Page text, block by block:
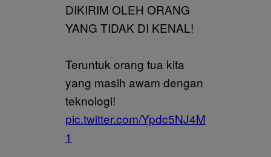
DIKIRIM OLEH ORANG
YANG TIDAK DI KENAL!
Teruntuk orang tua kita
yang masih awam dengan
teknologi!
pic.twitter.com/Ypdc5NJ4M
1